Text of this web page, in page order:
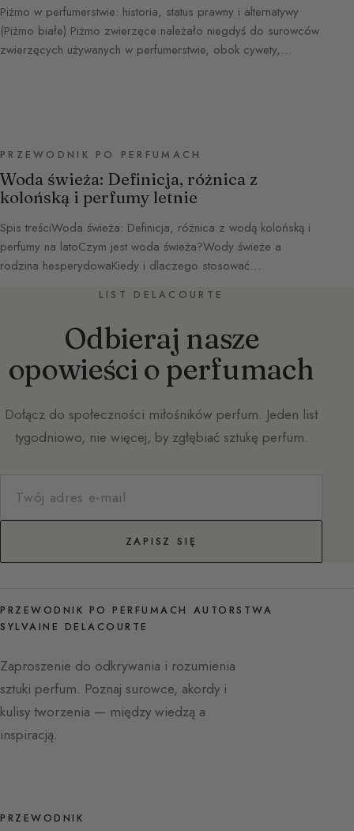
Piżmo w perfumerstwie: historia, status prawny i alternatywy
(Piżmo białe) Piżmo zwierzęce należało niegdyś do surowców
zwierzęcych używanych w perfumerstwie, obok cywety,…
PRZEWODNIK PO PERFUMACH
Woda świeża: Definicja, różnica z
kolońską i perfumy letnie
Spis treściWoda świeża: Definicja, różnica z wodą kolońską i
perfumy na latoCzym jest woda świeża?Wody świeże a
rodzina hesperydowaKiedy i dlaczego stosować…
LIST DELACOURTE
Odbieraj nasze
opowieści o perfumach
Dołącz do społeczności miłośników perfum. Jeden list
tygodniowo, nie więcej, by zgłębiać sztukę perfum.
ZAPISZ SIĘ
PRZEWODNIK PO PERFUMACH AUTORSTWA
SYLVAINE DELACOURTE
Zaproszenie do odkrywania i rozumienia
sztuki perfum. Poznaj surowce, akordy i
kulisy tworzenia — między wiedzą a
inspiracją.
PRZEWODNIK